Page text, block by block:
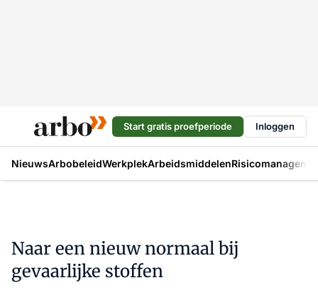
Start gratis proefperiode Inloggen
NieuwsArbobeleidWerkplekArbeidsmiddelen
Naar een nieuw normaal bij
gevaarlijke stoffen